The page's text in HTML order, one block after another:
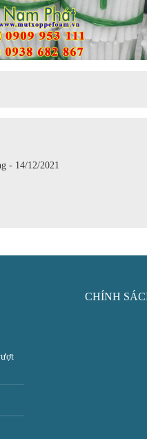
- 14/12/2021
CHÍNH